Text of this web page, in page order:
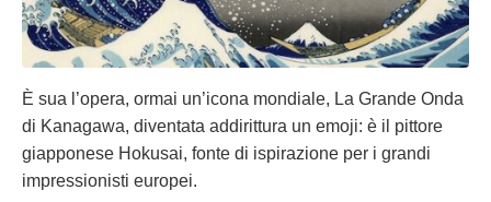
È sua l’opera, ormai un’icona mondiale, La Grande Onda
di Kanagawa, diventata addirittura un emoji: è il pittore
giapponese Hokusai, fonte di ispirazione per i grandi
impressionisti europei.